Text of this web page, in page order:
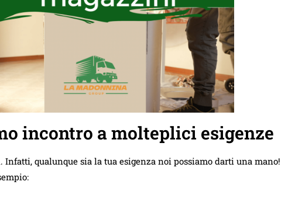
incontro a molteplici esigenze
Infatti, qualunque sia la tua esigenza noi possiamo darti una mano!